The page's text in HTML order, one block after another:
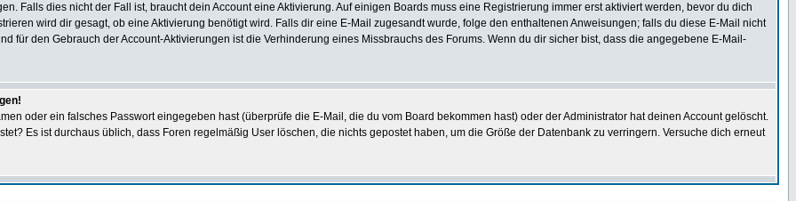
Falls dies nicht der Fall ist, braucht dein Account eine Aktivierung. Auf einigen Boards muss eine Registrierung immer erst aktiviert werden, bevor du dich
wird dir gesagt, ob eine Aktivierung benötigt wird. Falls dir eine E-Mail zugesandt wurde, folge den enthaltenen Anweisungen; falls du diese E-Mail nicht
für den Gebrauch der Account-Aktivierungen ist die Verhinderung eines Missbrauchs des Forums. Wenn du dir sicher bist, dass die angegebene E-Mail-
oder ein falsches Passwort eingegeben hast (überprüfe die E-Mail, die du vom Board bekommen hast) oder der Administrator hat deinen Account gelöscht.
Es ist durchaus üblich, dass Foren regelmäßig User löschen, die nichts gepostet haben, um die Größe der Datenbank zu verringern. Versuche dich erneut